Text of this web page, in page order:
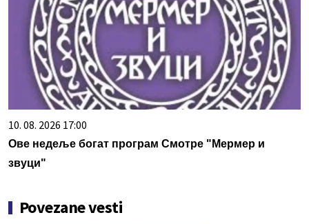
10. 08. 2026 17:00
Ове недеље богат програм Смотре "Мермер и
звуци"
Povezane vesti